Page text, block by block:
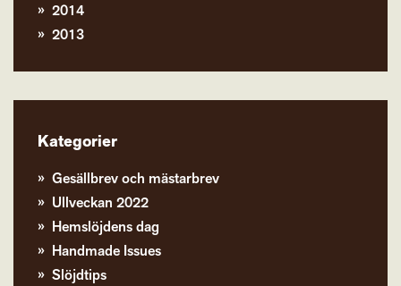
2014
2013
Kategorier
Gesällbrev och mästarbrev
Ullveckan 2022
Hemslöjdens dag
Handmade Issues
Slöjdtips